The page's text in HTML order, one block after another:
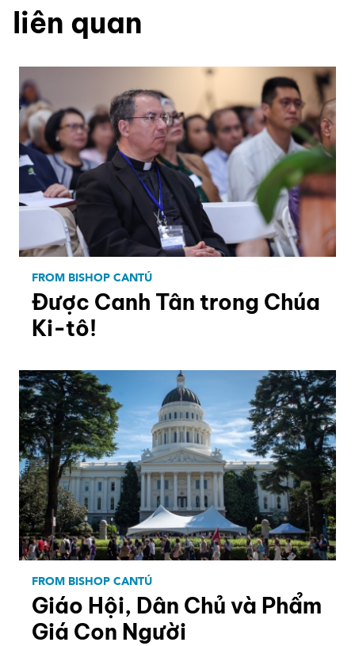
liên quan
FROM BISHOP CANTÚ
Được Canh Tân trong Chúa
Ki-tô!
FROM BISHOP CANTÚ
Giáo Hội, Dân Chủ và Phẩm
Giá Con Người